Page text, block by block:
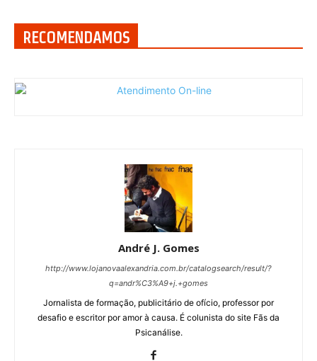
RECOMENDAMOS
André J. Gomes
http://www.lojanovaalexandria.com.br/catalogsearch/result/?
q=andr%C3%A9+j.+gomes
Jornalista de formação, publicitário de ofício, professor por
desafio e escritor por amor à causa. É colunista do site Fãs da
Psicanálise.